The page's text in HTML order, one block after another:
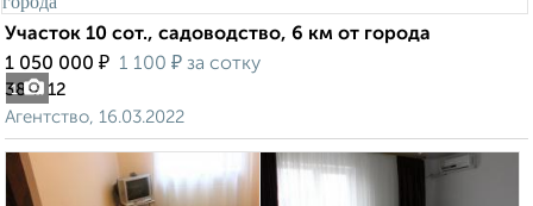
1
Участок 10 сот., садоводство, 6 км от города
1 050 000 ₽ 1 100 ₽ за сотку
38-я 12
Агентство, 16.03.2022